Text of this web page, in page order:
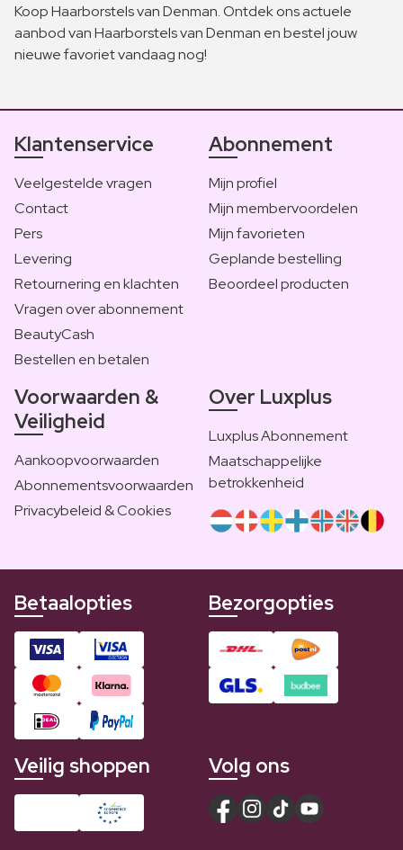
Koop Haarborstels van Denman. Ontdek ons actuele
aanbod van Haarborstels van Denman en bestel jouw
nieuwe favoriet vandaag nog!
Klantenservice
Veelgestelde vragen
Contact
Pers
Levering
Retournering en klachten
Vragen over abonnement
BeautyCash
Bestellen en betalen
Abonnement
Mijn profiel
Mijn membervoordelen
Mijn favorieten
Geplande bestelling
Beoordeel producten
Voorwaarden &
Veiligheid
Aankoopvoorwaarden
Abonnementsvoorwaarden
Privacybeleid & Cookies
Over Luxplus
Luxplus Abonnement
Maatschappelijke
betrokkenheid
Betaalopties Bezorgopties
Veilig shoppen Volg ons